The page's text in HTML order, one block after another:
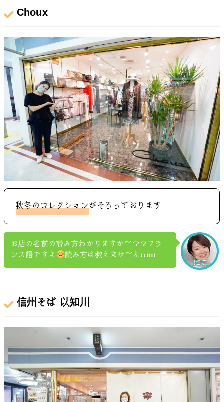
Choux
秋冬のコレクションがそろっております
お店の名前の読み方わかりますか～？？フラ
ンス語ですよ 読み方は教えませ～んｗｗ
信州そば 以知川